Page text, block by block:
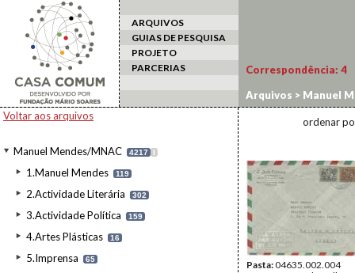
ARQUIVOS
GUIAS DE PESQUISA
PROJETO
PARCERIAS
Voltar aos arquivos
Manuel Mendes/MNAC 4217 I
1.Manuel Mendes 119
2.Actividade Literária 302
3.Actividade Política 159
4.Artes Plásticas 16
5.Imprensa 65
Correspondência: 4
Arquivos > Manuel
ordenar
Pasta:04635.002.004